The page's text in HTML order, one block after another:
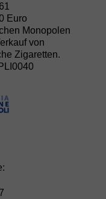
Euro
Monopolen
von
Zigaretten.